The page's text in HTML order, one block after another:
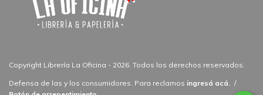
Copyright Librería La Oficina - 2026. Todos los derechos reservados.
Defensa de las y los consumidores. Para reclamos ingresá acá.
/